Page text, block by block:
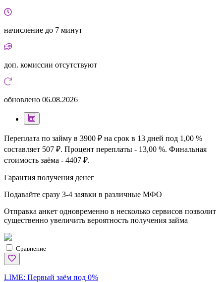
начисление до 7 минут
доп. комиссии отсутствуют
обновлено 06.08.2026
Переплата по займу в 3900 ₽ на срок в 13 дней под 1,00 %
составляет 507 ₽. Процент переплаты - 13,00 %. Финальная
стоимость заёма - 4407 ₽.
Гарантия получения денег
Подавайте сразу 3-4 заявки в различные МФО
Отправка анкет одновременно в несколько сервисов позволит
существенно увеличить вероятность получения займа
Сравнение
LIME: Первый заём под 0%